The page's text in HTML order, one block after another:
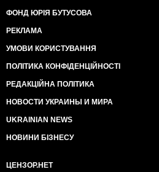
ФОНД ЮРІЯ БУТУСОВА
РЕКЛАМА
УМОВИ КОРИСТУВАННЯ
ПОЛІТИКА КОНФІДЕНЦІЙНОСТІ
РЕДАКЦІЙНА ПОЛІТИКА
НОВОСТИ УКРАИНЫ И МИРА
UKRAINIAN NEWS
НОВИНИ БІЗНЕСУ
ЦЕНЗОР.НЕТ